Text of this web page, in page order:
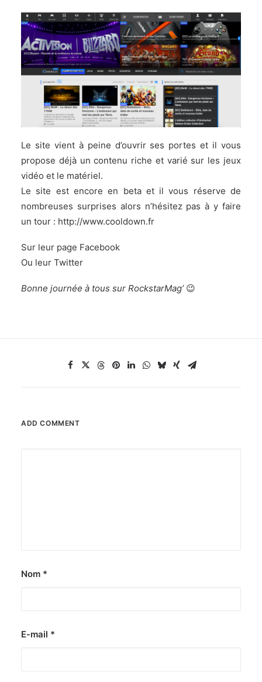
Le site vient à peine d’ouvrir ses portes et il vous
propose déjà un contenu riche et varié sur les jeux
vidéo et le matériel.
Le site est encore en beta et il vous réserve de
nombreuses surprises alors n’hésitez pas à y faire
un tour : http://www.cooldown.fr
Sur leur page Facebook
Ou leur Twitter
Bonne journée à tous sur RockstarMag’😉
ADD COMMENT
Nom *
E-mail *